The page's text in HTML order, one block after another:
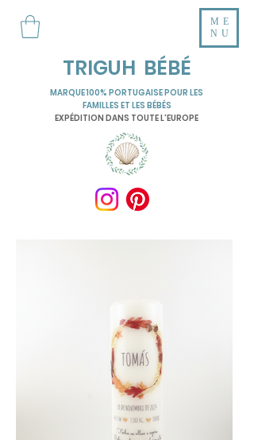
TRIGUH BÉBÉ
ME
NU
MARQUE 100% PORTUGAISE POUR LES
FAMILLES ET LES BÉBÉS
EXPÉDITION DANS TOUTE L'EUROPE